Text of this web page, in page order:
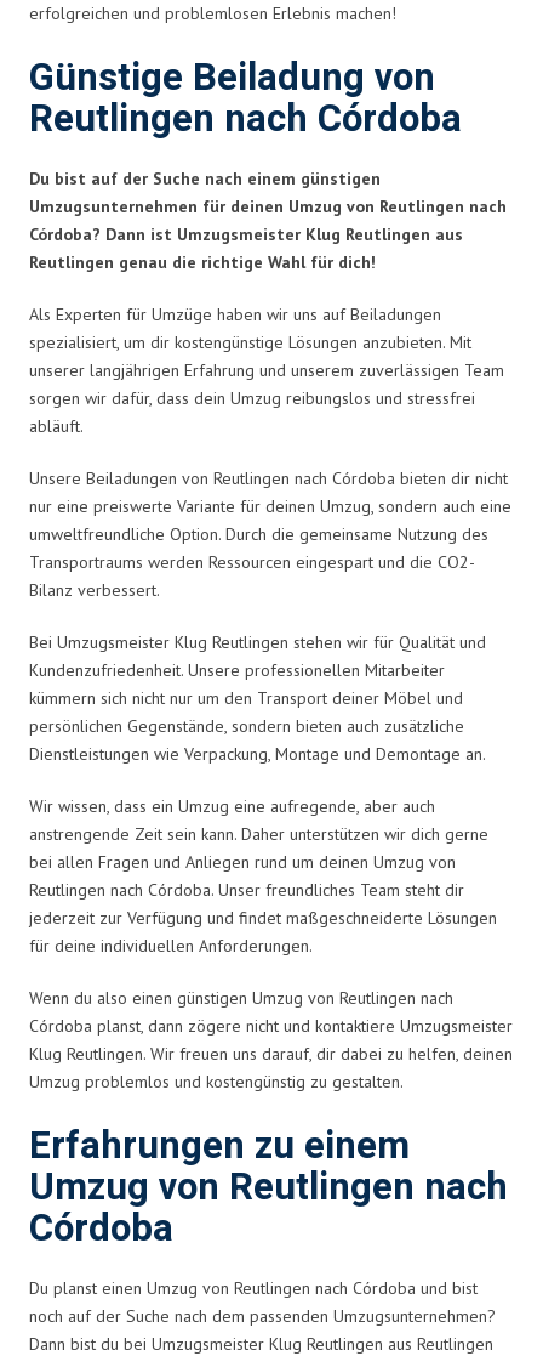
erfolgreichen und problemlosen Erlebnis machen!
Günstige Beiladung von
Reutlingen nach Córdoba
Du bist auf der Suche nach einem günstigen
Umzugsunternehmen für deinen Umzug von Reutlingen nach
Córdoba? Dann ist Umzugsmeister Klug Reutlingen aus
Reutlingen genau die richtige Wahl für dich!
Als Experten für Umzüge haben wir uns auf Beiladungen
spezialisiert, um dir kostengünstige Lösungen anzubieten. Mit
unserer langjährigen Erfahrung und unserem zuverlässigen Team
sorgen wir dafür, dass dein Umzug reibungslos und stressfrei
abläuft.
Unsere Beiladungen von Reutlingen nach Córdoba bieten dir nicht
nur eine preiswerte Variante für deinen Umzug, sondern auch eine
umweltfreundliche Option. Durch die gemeinsame Nutzung des
Transportraums werden Ressourcen eingespart und die CO2-
Bilanz verbessert.
Bei Umzugsmeister Klug Reutlingen stehen wir für Qualität und
Kundenzufriedenheit. Unsere professionellen Mitarbeiter
kümmern sich nicht nur um den Transport deiner Möbel und
persönlichen Gegenstände, sondern bieten auch zusätzliche
Dienstleistungen wie Verpackung, Montage und Demontage an.
Wir wissen, dass ein Umzug eine aufregende, aber auch
anstrengende Zeit sein kann. Daher unterstützen wir dich gerne
bei allen Fragen und Anliegen rund um deinen Umzug von
Reutlingen nach Córdoba. Unser freundliches Team steht dir
jederzeit zur Verfügung und findet maßgeschneiderte Lösungen
für deine individuellen Anforderungen.
Wenn du also einen günstigen Umzug von Reutlingen nach
Córdoba planst, dann zögere nicht und kontaktiere Umzugsmeister
Klug Reutlingen. Wir freuen uns darauf, dir dabei zu helfen, deinen
Umzug problemlos und kostengünstig zu gestalten.
Erfahrungen zu einem
Umzug von Reutlingen nach
Córdoba
Du planst einen Umzug von Reutlingen nach Córdoba und bist
noch auf der Suche nach dem passenden Umzugsunternehmen?
Dann bist du bei Umzugsmeister Klug Reutlingen aus Reutlingen